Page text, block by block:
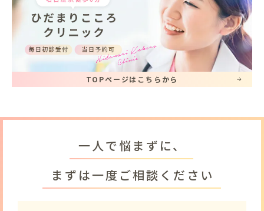
TOPページはこちらから
一人で悩まずに、
まずは一度ご相談ください